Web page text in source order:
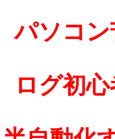
パソコ
ログ初心